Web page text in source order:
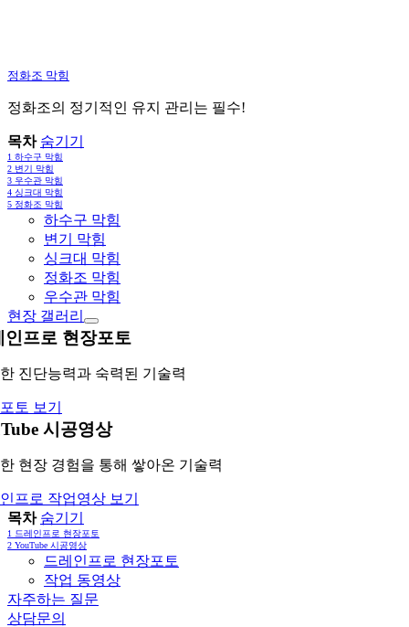
정화조 막힘
정화조의 정기적인 유지 관리는 필수!
목차 숨기기
1 하수구 막힘
2 변기 막힘
3 우수관 막힘
4 싱크대 막힘
5 정화조 막힘
하수구 막힘
변기 막힘
싱크대 막힘
정화조 막힘
우수관 막힘
현장 갤러리
인프로 현장포토
진단능력과 숙력된 기술력
토 보기
시공영상
현장 경험을 통해 쌓아온 기술력
프로 작업영상 보기
목차 숨기기
1 드레인프로 현장포토
2 YouTube 시공영상
드레인프로 현장포토
작업 동영상
자주하는 질문
상담문의